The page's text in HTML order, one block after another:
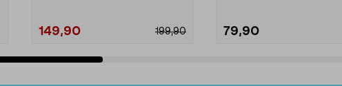
199,90
149,90 79,90